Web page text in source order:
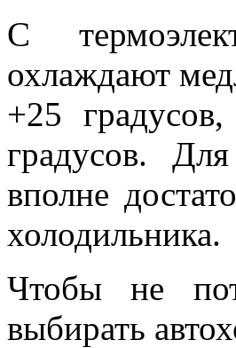
С
охлаждают
+25
градусов.
вполне
холодильника.
Чтобы не
выбирать